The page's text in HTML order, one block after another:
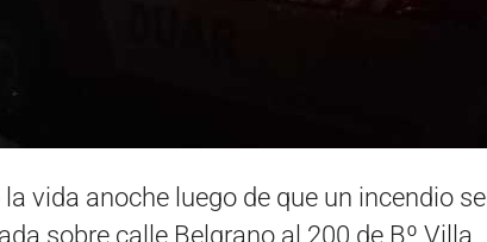
vida anoche luego de que un incendio se
sobre calle Belgrano al 200 de Bº Villa